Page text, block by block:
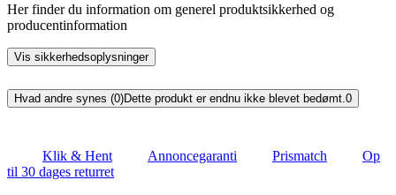
Her finder du information om generel produktsikkerhed og
producentinformation
Vis sikkerhedsoplysninger
Hvad andre synes (0)Dette produkt er endnu ikke blevet bedømt.0
Klik & Hent Annoncegaranti Prismatch
Op
til 30 dages returret